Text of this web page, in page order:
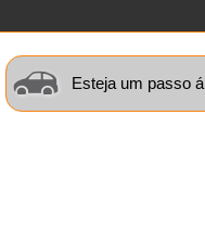
Esteja um passo